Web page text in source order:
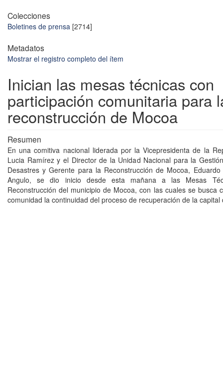
Colecciones
Boletines de prensa [2714]
Metadatos
Mostrar el registro completo del ítem
Inician las mesas técnicas con
participación comunitaria para
reconstrucción de Mocoa
Resumen
En una comitiva nacional liderada por la Vicepresidenta de la
Lucia Ramírez y el Director de la Unidad Nacional para la
Desastres y Gerente para la Reconstrucción de Mocoa,
Angulo, se dio inicio desde esta mañana a las Mesas
Reconstrucción del municipio de Mocoa, con las cuales se busca
comunidad la continuidad del proceso de recuperación de la capital